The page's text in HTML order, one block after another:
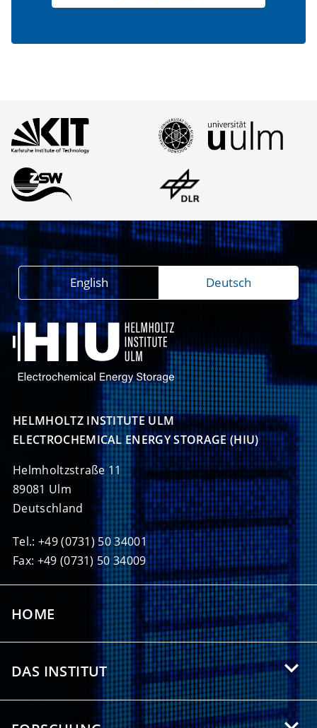
HELMHOLTZ INSTITUTE ULM
ELECTROCHEMICAL ENERGY STORAGE (HIU)
Helmholtzstraße 11
89081 Ulm
Deutschland
Tel.: +49 (0731) 50 34001
Fax: +49 (0731) 50 34009
English Deutsch
HOME
DAS INSTITUT